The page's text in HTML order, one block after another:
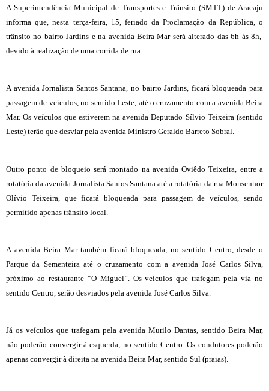
A Superintendência Municipal de Transportes e Trânsito (SMTT) de Aracaju
informa que, nesta terça-feira, 15, feriado da Proclamação da República, o
trânsito no bairro Jardins e na avenida Beira Mar será alterado das 6h às 8h,
devido à realização de uma corrida de rua.
A avenida Jornalista Santos Santana, no bairro Jardins, ficará bloqueada para
passagem de veículos, no sentido Leste, até o cruzamento com a avenida Beira
Mar. Os veículos que estiverem na avenida Deputado Sílvio Teixeira (sentido
Leste) terão que desviar pela avenida Ministro Geraldo Barreto Sobral.
Outro ponto de bloqueio será montado na avenida Oviêdo Teixeira, entre a
rotatória da avenida Jornalista Santos Santana até a rotatória da rua Monsenhor
Olívio Teixeira, que ficará bloqueada para passagem de veículos, sendo
permitido apenas trânsito local.
A avenida Beira Mar também ficará bloqueada, no sentido Centro, desde o
Parque da Sementeira até o cruzamento com a avenida José Carlos Silva,
próximo ao restaurante “O Miguel”. Os veículos que trafegam pela via no
sentido Centro, serão desviados pela avenida José Carlos Silva.
Já os veículos que trafegam pela avenida Murilo Dantas, sentido Beira Mar,
não poderão convergir à esquerda, no sentido Centro. Os condutores poderão
apenas convergir à direita na avenida Beira Mar, sentido Sul (praias).